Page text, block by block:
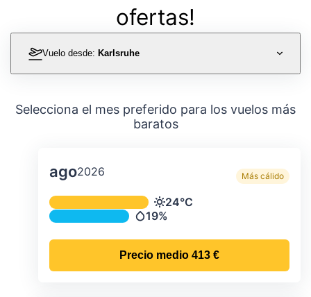
ofertas!
Vuelo desde: Karlsruhe
Selecciona el mes preferido para los vuelos más
baratos
ago2026 Más cálido
Temperatura y precipitación media
Temperatura
24°C
Precipitación
19%
Precio medio 413 €